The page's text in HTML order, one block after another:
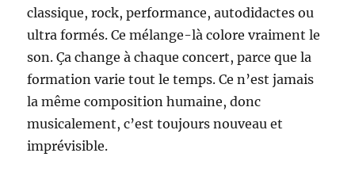
classique, rock, performance, autodidactes ou
ultra formés. Ce mélange-là colore vraiment le
son. Ça change à chaque concert, parce que la
formation varie tout le temps. Ce n’est jamais
la même composition humaine, donc
musicalement, c’est toujours nouveau et
imprévisible.